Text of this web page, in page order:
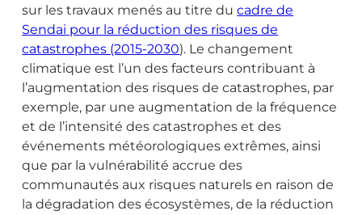
sur les travaux menés au titre ducadre de
Sendai pour la réduction des risques de
catastrophes (2015-2030). Le changement
climatique est l’un des facteurs contribuant à
l’augmentation des risques de catastrophes, par
exemple, par une augmentation de la fréquence
et de l’intensité des catastrophes et des
événements météorologiques extrêmes, ainsi
que par la vulnérabilité accrue des
communautés aux risques naturels en raison de
la dégradation des écosystèmes, de la réduction